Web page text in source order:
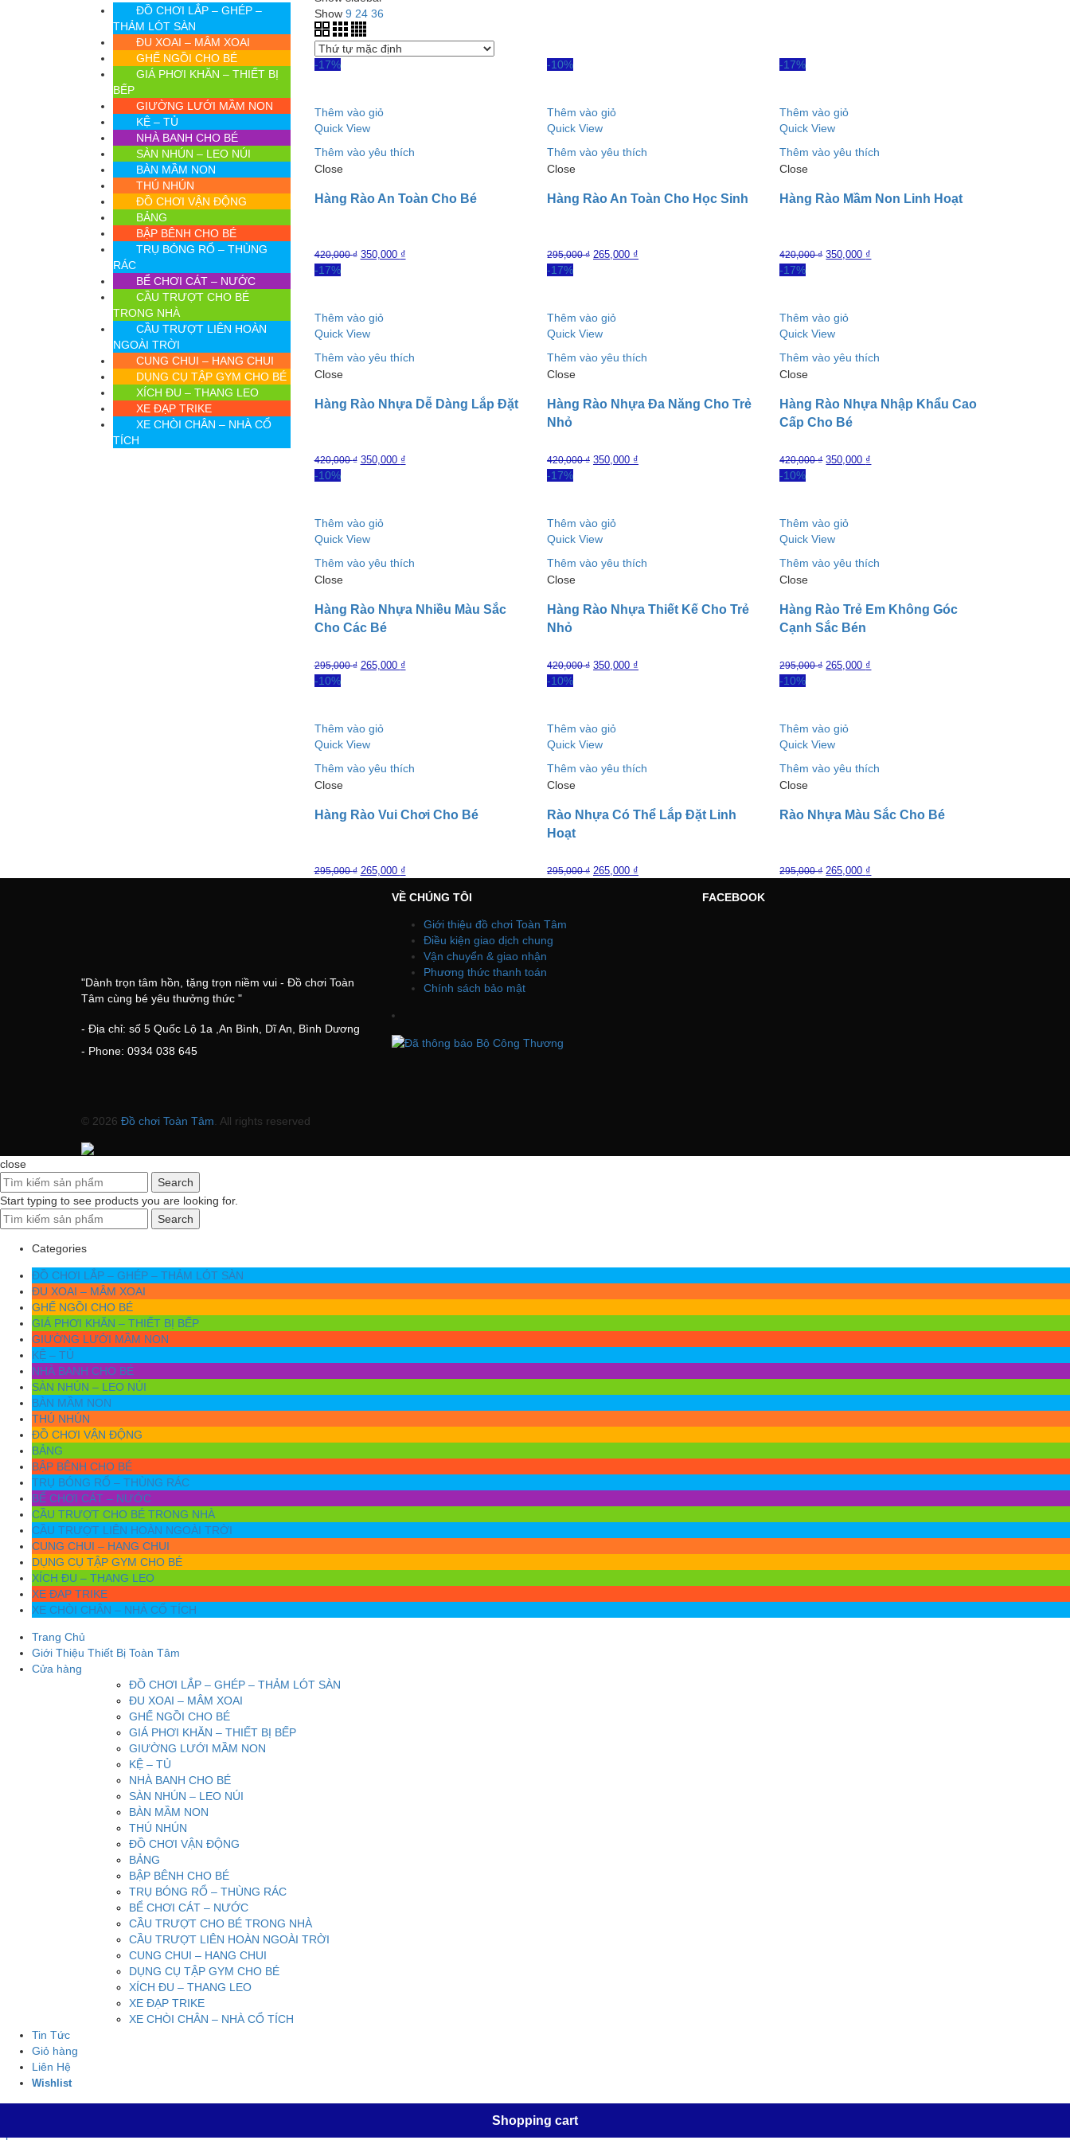
Show 9 24 36
-17%
Thêm vào giỏ
Quick View
Thêm vào yêu thích
Close
Hàng Rào An Toàn Cho Bé
420,000₫ 350,000 ₫
-10%
Thêm vào giỏ
Quick View
Thêm vào yêu thích
Close
Hàng Rào An Toàn Cho Học Sinh
295,000₫ 265,000 ₫
-17%
Thêm vào giỏ
Quick View
Thêm vào yêu thích
Close
Hàng Rào Mầm Non Linh Hoạt
420,000₫ 350,000 ₫
-17%
Thêm vào giỏ
Quick View
Thêm vào yêu thích
Close
Hàng Rào Nhựa Dễ Dàng Lắp Đặt
420,000₫ 350,000 ₫
-17%
Thêm vào giỏ
Quick View
Thêm vào yêu thích
Close
Hàng Rào Nhựa Đa Năng Cho Trẻ
Nhỏ
420,000₫ 350,000 ₫
-17%
Thêm vào giỏ
Quick View
Thêm vào yêu thích
Close
Hàng Rào Nhựa Nhập Khẩu Cao
Cấp Cho Bé
420,000₫ 350,000 ₫
-10%
Thêm vào giỏ
Quick View
Thêm vào yêu thích
Close
Hàng Rào Nhựa Nhiều Màu Sắc
Cho Các Bé
295,000₫ 265,000 ₫
-17%
Thêm vào giỏ
Quick View
Thêm vào yêu thích
Close
Hàng Rào Nhựa Thiết Kế Cho Trẻ
Nhỏ
420,000₫ 350,000 ₫
-10%
Thêm vào giỏ
Quick View
Thêm vào yêu thích
Close
Hàng Rào Trẻ Em Không Góc
Cạnh Sắc Bén
295,000₫ 265,000 ₫
-10%
Thêm vào giỏ
Quick View
Thêm vào yêu thích
Close
Hàng Rào Vui Chơi Cho Bé
295,000₫ 265,000 ₫
-10%
Thêm vào giỏ
Quick View
Thêm vào yêu thích
Close
Rào Nhựa Có Thể Lắp Đặt Linh
Hoạt
295,000₫ 265,000 ₫
-10%
Thêm vào giỏ
Quick View
Thêm vào yêu thích
Close
Rào Nhựa Màu Sắc Cho Bé
295,000₫ 265,000 ₫
ĐỒ CHƠI LẮP – GHÉP –
THẢM LÓT SÀN
ĐU XOAI – MÂM XOAI
GHẾ NGỒI CHO BÉ
GIÁ PHƠI KHĂN – THIẾT BỊ
BẾP
GIƯỜNG LƯỚI MẦM NON
KỆ – TỦ
NHÀ BANH CHO BÉ
SÀN NHÚN – LEO NÚI
BÀN MẦM NON
THÚ NHÚN
ĐỒ CHƠI VẬN ĐỘNG
BẢNG
BẬP BÊNH CHO BÉ
TRỤ BÓNG RỔ – THÙNG
RÁC
BỂ CHƠI CÁT – NƯỚC
CẦU TRƯỢT CHO BÉ
TRONG NHÀ
CẦU TRƯỢT LIÊN HOÀN
NGOÀI TRỜI
CUNG CHUI – HANG CHUI
DỤNG CỤ TẬP GYM CHO BÉ
XÍCH ĐU – THANG LEO
XE ĐẠP TRIKE
XE CHÒI CHÂN – NHÀ CỔ
TÍCH
"Dành trọn tâm hồn, tặng trọn niềm vui - Đồ chơi Toàn
Tâm cùng bé yêu thưởng thức "
- Địa chỉ: số 5 Quốc Lộ 1a ,An Bình, Dĩ An, Bình Dương
- Phone: 0934 038 645
VỀ CHÚNG TÔI
Giới thiệu đồ chơi Toàn Tâm
Điều kiện giao dịch chung
Vận chuyển & giao nhận
Phương thức thanh toán
Chính sách bảo mật
FACEBOOK
© 2026 Đồ chơi Toàn Tâm . All rights reserved
close
Search
Start typing to see products you are looking for.
Search
Categories
ĐỒ CHƠI LẮP – GHÉP – THẢM LÓT SÀN
ĐU XOAI – MÂM XOAI
GHẾ NGỒI CHO BÉ
GIÁ PHƠI KHĂN – THIẾT BỊ BẾP
GIƯỜNG LƯỚI MẦM NON
KỆ – TỦ
NHÀ BANH CHO BÉ
SÀN NHÚN – LEO NÚI
BÀN MẦM NON
THÚ NHÚN
ĐỒ CHƠI VẬN ĐỘNG
BẢNG
BẬP BÊNH CHO BÉ
TRỤ BÓNG RỔ – THÙNG RÁC
BỂ CHƠI CÁT – NƯỚC
CẦU TRƯỢT CHO BÉ TRONG NHÀ
CẦU TRƯỢT LIÊN HOÀN NGOÀI TRỜI
CUNG CHUI – HANG CHUI
DỤNG CỤ TẬP GYM CHO BÉ
XÍCH ĐU – THANG LEO
XE ĐẠP TRIKE
XE CHÒI CHÂN – NHÀ CỔ TÍCH
Trang Chủ
Giới Thiệu Thiết Bị Toàn Tâm
Cửa hàng
ĐỒ CHƠI LẮP – GHÉP – THẢM LÓT SÀN
ĐU XOAI – MÂM XOAI
GHẾ NGỒI CHO BÉ
GIÁ PHƠI KHĂN – THIẾT BỊ BẾP
GIƯỜNG LƯỚI MẦM NON
KỆ – TỦ
NHÀ BANH CHO BÉ
SÀN NHÚN – LEO NÚI
BÀN MẦM NON
THÚ NHÚN
ĐỒ CHƠI VẬN ĐỘNG
BẢNG
BẬP BÊNH CHO BÉ
TRỤ BÓNG RỔ – THÙNG RÁC
BỂ CHƠI CÁT – NƯỚC
CẦU TRƯỢT CHO BÉ TRONG NHÀ
CẦU TRƯỢT LIÊN HOÀN NGOÀI TRỜI
CUNG CHUI – HANG CHUI
DỤNG CỤ TẬP GYM CHO BÉ
XÍCH ĐU – THANG LEO
XE ĐẠP TRIKE
XE CHÒI CHÂN – NHÀ CỔ TÍCH
Tin Tức
Giỏ hàng
Liên Hệ
Wishlist
Shopping cart